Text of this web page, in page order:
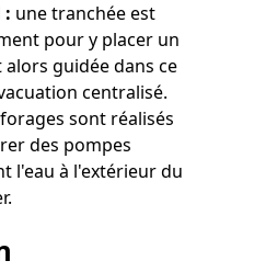
: une tranchée est
pour y placer un
guidée dans ce
centralisé.
sont réalisés
des pompes
l'eau à l'extérieur du